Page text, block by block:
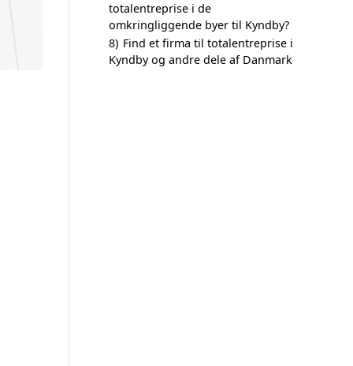
totalentreprise i de
omkringliggende byer til Kyndby?
8) Find et firma til totalentreprise i
Kyndby og andre dele af Danmark